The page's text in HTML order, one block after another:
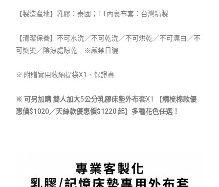
【製造產地】乳膠：泰國；TT內裏布套：台灣精製
【清潔保養】 不可水洗／不可乾洗／不可烘乾／不可漂白／不
可熨燙／陰涼處晾乾 ※嚴禁日曬
※ 附贈實用收納提袋X1、保證書
※可另加購 雙人加大5公分乳膠床墊外布套X1 【精梳棉款優
惠價$1020／天絲款優惠價$1220 起】 多種花色任選！